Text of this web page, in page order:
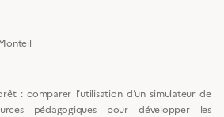
: comparer l’utilisation d’un simulateur de
pédagogiques pour développer les